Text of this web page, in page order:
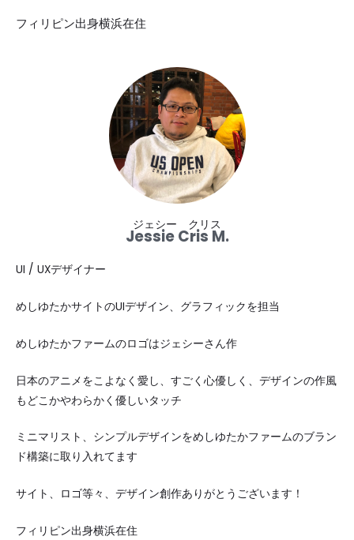
フィリピン出身横浜在住
ジェシー クリス
Jessie Cris M.
UI / UXデザイナー
めしゆたかサイトのUIデザイン、グラフィックを担当
めしゆたかファームのロゴはジェシーさん作
日本のアニメをこよなく愛し、すごく心優しく、デザインの作風
もどこかやわらかく優しいタッチ
ミニマリスト、シンプルデザインをめしゆたかファームのブラン
ド構築に取り入れてます
サイト、ロゴ等々、デザイン創作ありがとうございます！
フィリピン出身横浜在住